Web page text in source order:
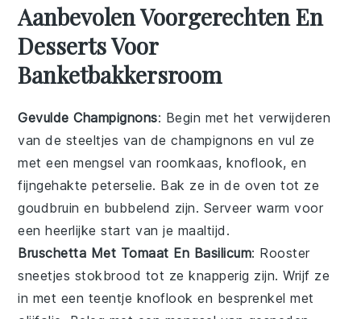
Aanbevolen Voorgerechten En
Desserts Voor
Banketbakkersroom
Gevulde Champignons: Begin met het verwijderen
van de steeltjes van dechampignons en vul ze
met een mengsel vanroomkaas,knoflook, en
fijngehaktepeterselie. Bak ze in de oven tot ze
goudbruin en bubbelend zijn. Serveer warm voor
een heerlijke start van je maaltijd.
Bruschetta Met Tomaat En Basilicum: Rooster
sneetjes stokbrood tot ze knapperig zijn. Wrijf ze
in met een teentje knoflook en besprenkel met